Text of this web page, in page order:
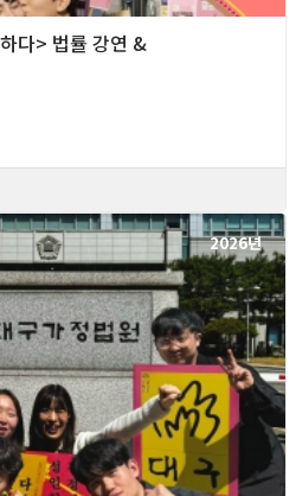
다> 법률 강연 &
2026년